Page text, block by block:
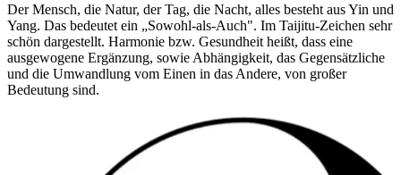
Der Mensch, die Natur, der Tag, die Nacht, alles besteht aus Yin und
Yang. Das bedeutet ein „Sowohl-als-Auch". Im Taijitu-Zeichen sehr
schön dargestellt. Harmonie bzw. Gesundheit heißt, dass eine
ausgewogene Ergänzung, sowie Abhängigkeit, das Gegensätzliche
und die Umwandlung vom Einen in das Andere, von großer
Bedeutung sind.